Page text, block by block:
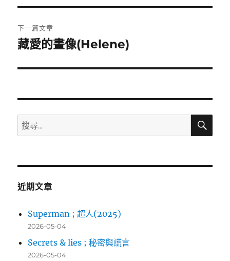
覽
文
章:
下一篇文章
下
篇
章:
藏愛的畫像(Helene)
搜
尋
鍵
搜
近期文章
Superman ; 超人(2025)
2026-05-04
Secrets & lies ; 秘密與謊言
2026-05-04